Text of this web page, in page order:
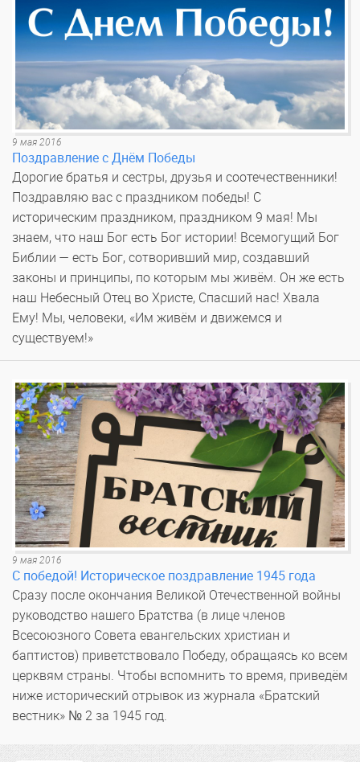
9 мая 2016
Поздравление с Днём Победы
Дорогие братья и сестры, друзья и соотечественники!
Поздравляю вас с праздником победы! С
историческим праздником, праздником 9 мая! Мы
знаем, что наш Бог есть Бог истории! Всемогущий Бог
Библии — есть Бог, сотворивший мир, создавший
законы и принципы, по которым мы живём. Он же есть
наш Небесный Отец во Христе, Спасший нас! Хвала
Ему! Мы, человеки, «Им живём и движемся и
существуем!»
9 мая 2016
С победой! Историческое поздравление 1945 года
Сразу после окончания Великой Отечественной войны
руководство нашего Братства (в лице членов
Всесоюзного Совета евангельских христиан и
баптистов) приветствовало Победу, обращаясь ко всем
церквям страны. Чтобы вспомнить то время, приведём
ниже исторический отрывок из журнала «Братский
вестник» № 2 за 1945 год.